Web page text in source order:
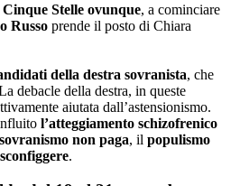
Stelle ovunque, a cominciare
Russo prende il posto di Chiara
della destra sovranista, che
debacle della destra, in queste
aiutata dall’astensionismo.
l’atteggiamento schizofrenico
sovranismo non paga, il populismo
.